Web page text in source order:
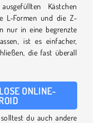
Kästchen
L-Formen und die Z-
nur in eine begrenzte
ist es einfacher,
die fast überall
ONLINE-
du auch andere